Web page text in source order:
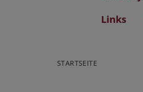
Links
STARTSEITE